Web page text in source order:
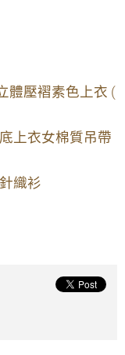
體壓褶素色上衣 (
上衣女棉質吊帶
織衫